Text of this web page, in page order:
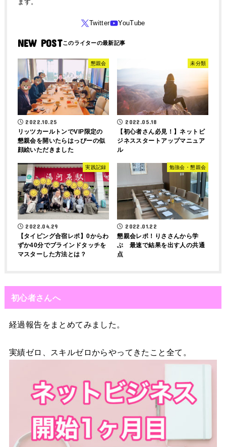
ます。
NEW POST
懇親会
2022.10.25
リッツカールトンでVIP限定の
懇親会を開いたらはっぴーの似
顔絵いただきました
未分類
2022.05.18
【初心者さん必見！】ネットビ
ジネススタートアップマニュア
ル
実践記録
2022.04.29
【タイピング合宿レポ】0からわ
ずか40分でブラインドタッチを
マスターした方法とは？
勉強会・懇親会
2022.01.22
懇親会レポ！りささんから学
ぶ 最速で結果を出す人の共通
点
初心者さんへ
経過報告をまとめてみました。
実績ゼロ、スキルゼロからやってきたこと全て。